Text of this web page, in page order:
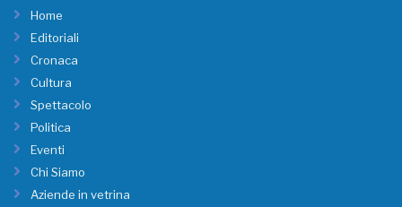
Home
Editoriali
Cronaca
Cultura
Spettacolo
Politica
Eventi
Chi Siamo
Aziende in vetrina